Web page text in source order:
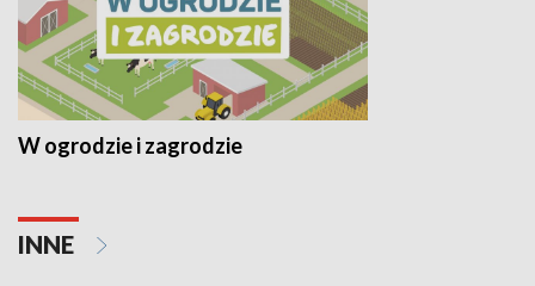
W ogrodzie i zagrodzie
INNE